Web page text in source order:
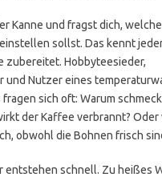
Kanne und fragst dich, welche
sollst. Das kennt
zubereitet. Hobbyteesieder,
und Nutzer eines
sich oft: Warum
der Kaffee verbrannt? Oder
obwohl die Bohnen frisch
entstehen schnell. Zu heißes